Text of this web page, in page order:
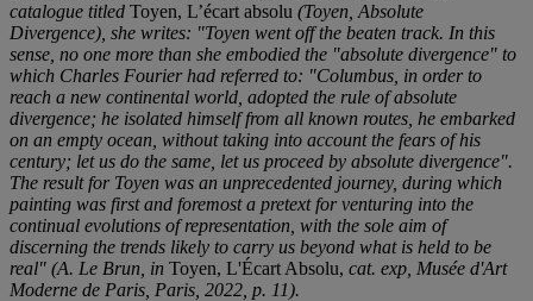
catalogue titled Toyen, L’écart absolu (Toyen, Absolute
Divergence), she writes: "Toyen went off the beaten track. In this
sense, no one more than she embodied the "absolute divergence" to
which Charles Fourier had referred to: "Columbus, in order to
reach a new continental world, adopted the rule of absolute
divergence; he isolated himself from all known routes, he embarked
on an empty ocean, without taking into account the fears of his
century; let us do the same, let us proceed by absolute divergence".
The result for Toyen was an unprecedented journey, during which
painting was first and foremost a pretext for venturing into the
continual evolutions of representation, with the sole aim of
discerning the trends likely to carry us beyond what is held to be
real" (A. Le Brun, in Toyen, L'Écart Absolu, cat. exp, Musée d'Art
Moderne de Paris, Paris, 2022, p. 11).